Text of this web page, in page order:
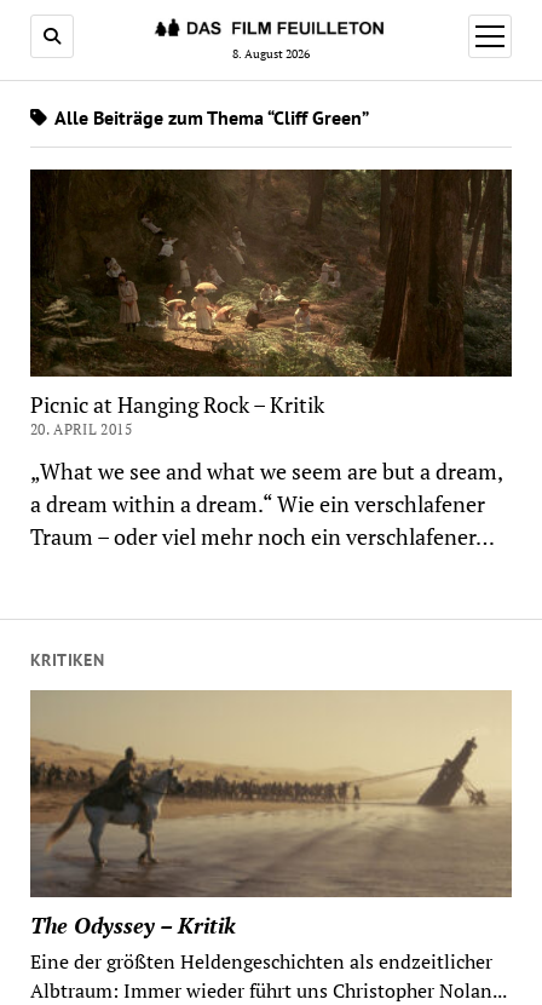
8. August 2026
Menü
öffnen
KRITIKEN
The Odyssey – Kritik
Eine der größten Heldengeschichten als endzeitlicher
Albtraum: Immer wieder führt uns Christopher Nolan...
Alle Beiträge zum Thema “Cliff Green”
Picnic at Hanging Rock – Kritik
20. APRIL 2015
„What we see and what we seem are but a dream,
a dream within a dream.“ Wie ein verschlafener
Traum – oder viel mehr noch ein verschlafener…